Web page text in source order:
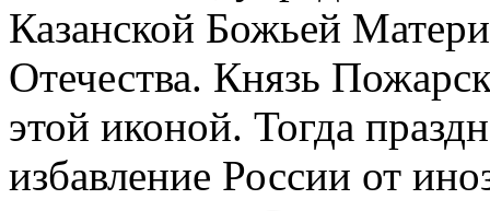
Казанской Божьей
Отечества. Князь
этой иконой. Тогда
избавление России от